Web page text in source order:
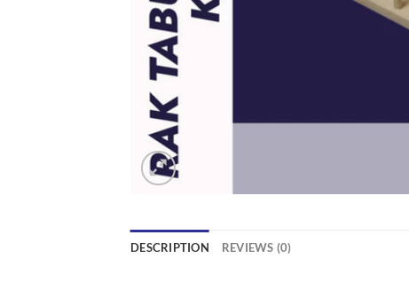
DESCRIPTION REVIEWS (0)